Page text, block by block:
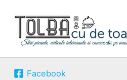
content
Facebook